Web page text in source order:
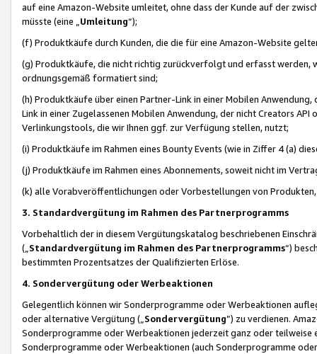
auf eine Amazon-Website umleitet, ohne dass der Kunde auf der
müsste (eine „ Umleitung“);
(f) Produktkäufe durch Kunden, die die für eine Amazon-Website
(g) Produktkäufe, die nicht richtig zurückverfolgt und erfasst werden,
ordnungsgemäß formatiert sind;
(h) Produktkäufe über einen Partner-Link in einer Mobilen
Link in einer Zugelassenen Mobilen Anwendung, der nicht Creators
Verlinkungstools, die wir Ihnen ggf. zur Verfügung stellen, nutzt;
(i) Produktkäufe im Rahmen eines Bounty Events (wie in Ziffer 4 (a)
(j) Produktkäufe im Rahmen eines Abonnements, soweit nicht im
(k) alle Vorabveröffentlichungen oder Vorbestellungen von
3. Standardvergütung im Rahmen des Partnerprogramms
Vorbehaltlich der in diesem Vergütungskatalog beschriebenen
(„ Standardvergütung im Rahmen des Partnerprogramms“)
bestimmten Prozentsatzes der Qualifizierten Erlöse.
4. Sondervergütung oder Werbeaktionen
Gelegentlich können wir Sonderprogramme oder Werbeaktionen
oder alternative Vergütung („ Sondervergütung”) zu verdienen.
Sonderprogramme oder Werbeaktionen jederzeit ganz oder
Sonderprogramme oder Werbeaktionen (auch Sonderprogramme